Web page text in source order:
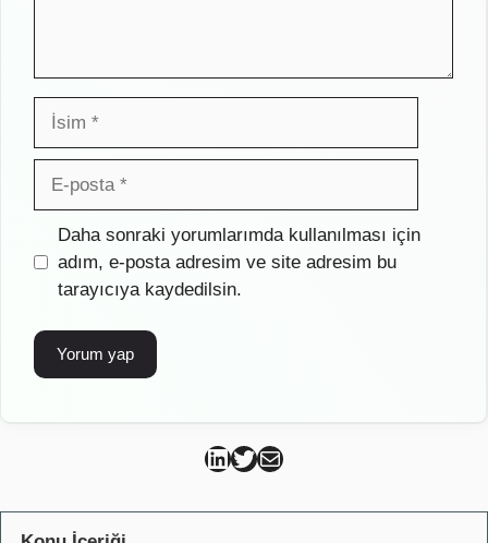
İsim
posta
İnternet
sitesi
Daha sonraki yorumlarımda kullanılması için
adım, e-posta adresim ve site adresim bu
tarayıcıya kaydedilsin.
Can Kütahya Linkedin
Can Kütahya Twitter
Can Kütahya Mail